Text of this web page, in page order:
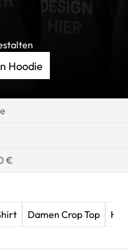
Hoodie
€
Damen Crop Top